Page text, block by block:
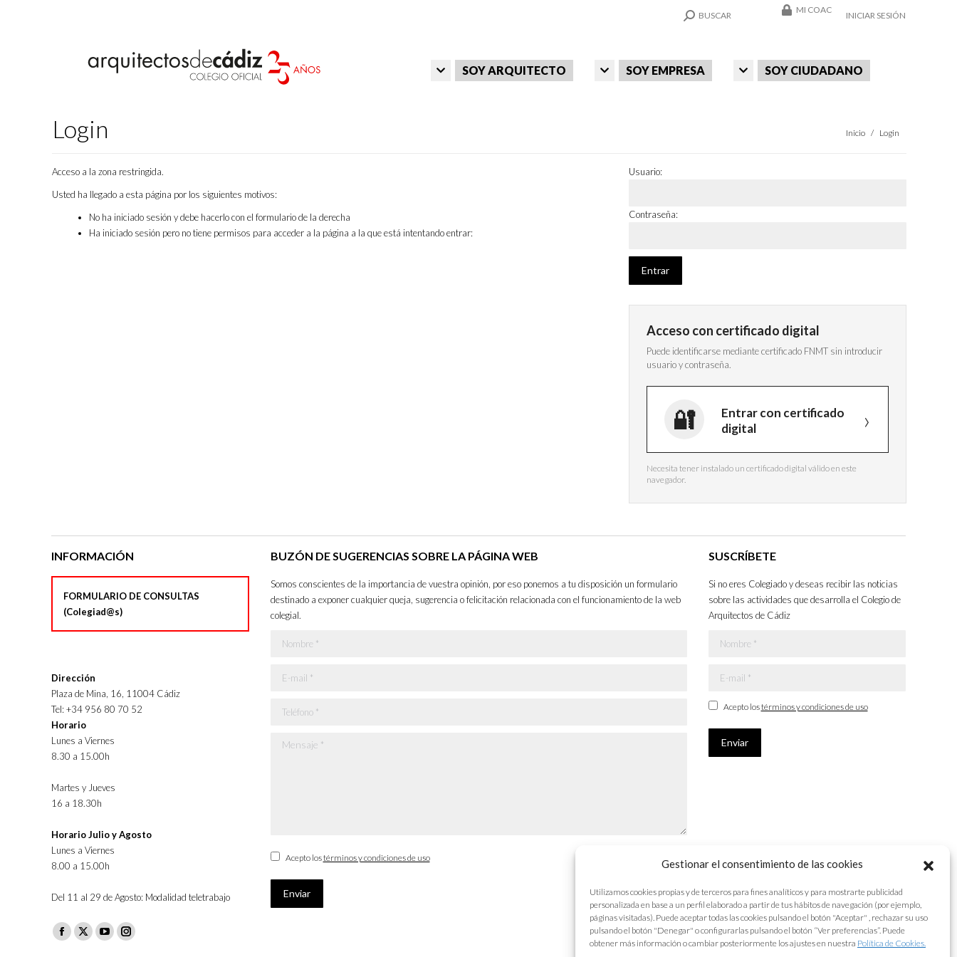
Gestionar el consentimiento de las cookies
Utilizamos cookies propias y de terceros para fines analíticos y para mostrarte publicidad
personalizada en base a un perfil elaborado a partir de tus hábitos de navegación (por ejemplo,
páginas visitadas). Puede aceptar todas las cookies pulsando el botón "Aceptar" , rechazar su uso
pulsando el botón "Denegar" o configurarlas pulsando el botón “Ver preferencias”. Puede
obtener más información o cambiar posteriormente los ajustes en nuestra Política de Cookies.
SEARCH:
BUSCAR
MI COAC
INICIAR SESIÓN
SOY ARQUITECTO SOY EMPRESA SOY CIUDADANO
Login Estás aquí:
Inicio Login
Acceso a la zona restringida.
Usted ha llegado a esta página por los siguientes motivos:
No ha iniciado sesión y debe hacerlo con el formulario de la derecha
Ha iniciado sesión pero no tiene permisos para acceder a la página a la que está intentando entrar:
Usuario:
Contraseña:
Acceso con certificado digital
Puede identificarse mediante certificado FNMT sin introducir
usuario y contraseña.
Entrar con certificado
digital
Necesita tener instalado un certificado digital válido en este
navegador.
INFORMACIÓN
FORMULARIO DE CONSULTAS
(Colegiad@s)
Dirección
Plaza de Mina, 16, 11004 Cádiz
Tel: +34 956 80 70 52
Horario
Lunes a Viernes
8.30 a 15.00h
Martes y Jueves
16 a 18.30h
Horario Julio y Agosto
Lunes a Viernes
8.00 a 15.00h
Del 11 al 29 de Agosto: Modalidad teletrabajo
Facebook
X
YouTubeInstagram
BUZÓN DE SUGERENCIAS SOBRE LA PÁGINA WEB
Somos conscientes de la importancia de vuestra opinión, por eso ponemos a tu disposición un formulario
destinado a exponer cualquier queja, sugerencia o felicitación relacionada con el funcionamiento de la web
colegial.
Nombre *
E-mail *
Teléfono *
Mensaje *
Acepto lostérminos y condiciones de uso
Enviar
SUSCRÍBETE
Si no eres Colegiado y deseas recibir las noticias
sobre las actividades que desarrolla el Colegio de
Arquitectos de Cádiz
Nombre *
E-mail *
Acepto lostérminos y condiciones de uso
Enviar